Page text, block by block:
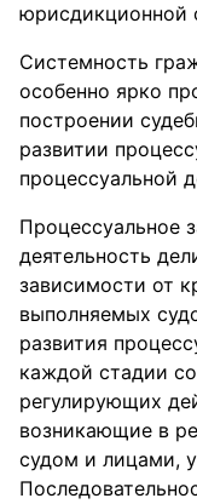
юрисдикционной
Системность
особенно ярко
построении
развитии
процессуальной
Процессуальное
деятельность
зависимости от
выполняемых
развития
каждой стадии
регулирующих
возникающие в
судом и лицами,